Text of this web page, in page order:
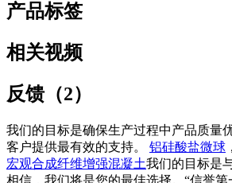
产品标签
相关视频
反馈（2）
我们的目标是确保生产过程中产品质量
客户提供最有效的支持。 铝硅酸盐微球
宏观合成纤维增强混凝土我们的目标是
相信，我们将是您的最佳选择。“信誉